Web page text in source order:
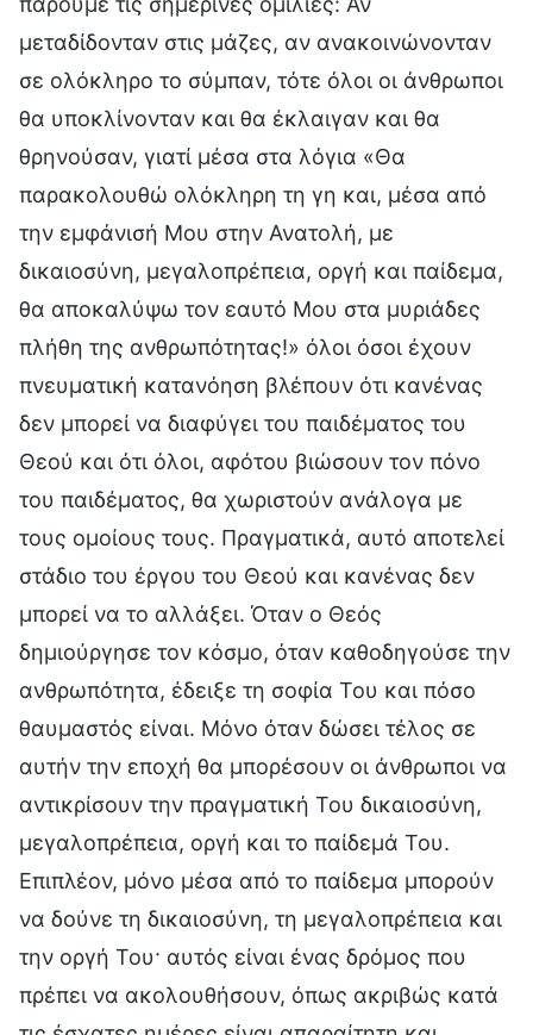
μεταδίδονταν στις μάζες, αν ανακοινώνονταν
σε ολόκληρο το σύμπαν, τότε όλοι οι άνθρωποι
θα υποκλίνονταν και θα έκλαιγαν και θα
θρηνούσαν, γιατί μέσα στα λόγια «Θα
παρακολουθώ ολόκληρη τη γη και, μέσα από
την εμφάνισή Μου στην Ανατολή, με
δικαιοσύνη, μεγαλοπρέπεια, οργή και παίδεμα,
θα αποκαλύψω τον εαυτό Μου στα μυριάδες
πλήθη της ανθρωπότητας!» όλοι όσοι έχουν
πνευματική κατανόηση βλέπουν ότι κανένας
δεν μπορεί να διαφύγει του παιδέματος του
Θεού και ότι όλοι, αφότου βιώσουν τον πόνο
του παιδέματος, θα χωριστούν ανάλογα με
τους ομοίους τους. Πραγματικά, αυτό αποτελεί
στάδιο του έργου του Θεού και κανένας δεν
μπορεί να το αλλάξει. Όταν ο Θεός
δημιούργησε τον κόσμο, όταν καθοδηγούσε την
ανθρωπότητα, έδειξε τη σοφία Του και πόσο
θαυμαστός είναι. Μόνο όταν δώσει τέλος σε
αυτήν την εποχή θα μπορέσουν οι άνθρωποι να
αντικρίσουν την πραγματική Του δικαιοσύνη,
μεγαλοπρέπεια, οργή και το παίδεμά Του.
Επιπλέον, μόνο μέσα από το παίδεμα μπορούν
να δούνε τη δικαιοσύνη, τη μεγαλοπρέπεια και
την οργή Του· αυτός είναι ένας δρόμος που
πρέπει να ακολουθήσουν, όπως ακριβώς κατά